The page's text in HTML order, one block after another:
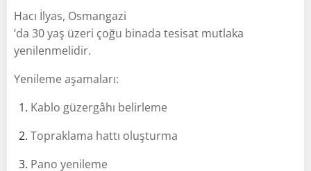
Hacı İlyas, Osmangazi
’da 30 yaş üzeri çoğu binada tesisat mutlaka
yenilenmelidir.
Yenileme aşamaları:
Kablo güzergâhı belirleme
Topraklama hattı oluşturma
Pano yenileme